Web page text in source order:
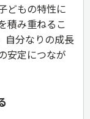
どもの特性に
積み重ねるこ
自分なりの成長
安定につなが